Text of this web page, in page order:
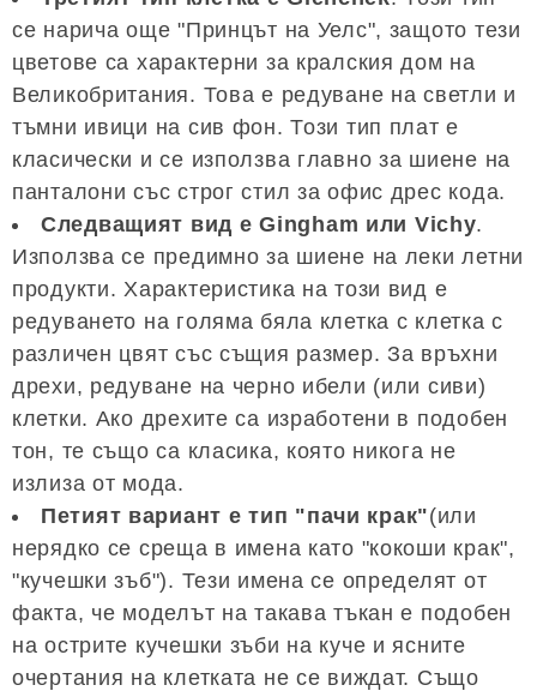
се нарича още "Принцът на Уелс", защото тези
цветове са характерни за кралския дом на
Великобритания. Това е редуване на светли и
тъмни ивици на сив фон. Този тип плат е
класически и се използва главно за шиене на
панталони със строг стил за офис дрес кода.
Следващият вид е Gingham или Vichy.
Използва се предимно за шиене на леки летни
продукти. Характеристика на този вид е
редуването на голяма бяла клетка с клетка с
различен цвят със същия размер. За връхни
дрехи, редуване на черно ибели (или сиви)
клетки. Ако дрехите са изработени в подобен
тон, те също са класика, която никога не
излиза от мода.
Петият вариант е тип "пачи крак"(или
нерядко се среща в имена като "кокоши крак",
"кучешки зъб"). Тези имена се определят от
факта, че моделът на такава тъкан е подобен
на острите кучешки зъби на куче и ясните
очертания на клетката не се виждат. Също